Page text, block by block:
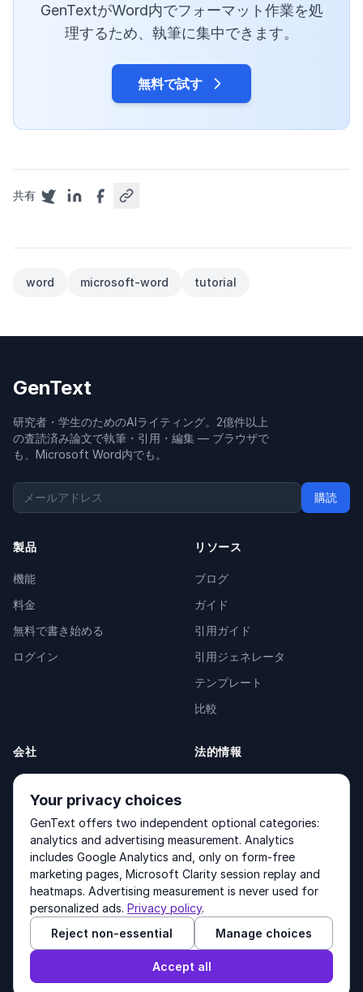
GenTextがWord内でフォーマット作業を処
理するため、執筆に集中できます。
無料で試す
共有
word microsoft-word tutorial
GenText
研究者・学生のためのAIライティング。2億件以上
の査読済み論文で執筆・引用・編集 — ブラウザで
も、Microsoft Word内でも。
購読
製品
機能
料金
無料で書き始める
ログイン
リソース
ブログ
ガイド
引用ガイド
引用ジェネレータ
テンプレート
比較
会社
会社概要
お問い合わせ
製品
法的情報
Terms of Service
Other products by GenText Group:LexDraft· MentalNote
© 2026 GenText Group Inc. すべての権利を保有しています。
Your privacy choices
GenText offers two independent optional categories:
analytics and advertising measurement. Analytics
includes Google Analytics and, only on form-free
marketing pages, Microsoft Clarity session replay and
heatmaps. Advertising measurement is never used for
personalized ads. Privacy policy.
Reject non-essential
Manage choices
Accept all